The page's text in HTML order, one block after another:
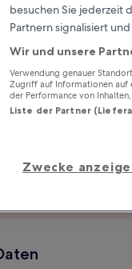
besuchen Sie jederzeit
Partnern signalisiert
Wir und unsere
Verwendung genauer
Zugriff auf Informationen auf
der Performance von
Liste der Partner
Zwecke